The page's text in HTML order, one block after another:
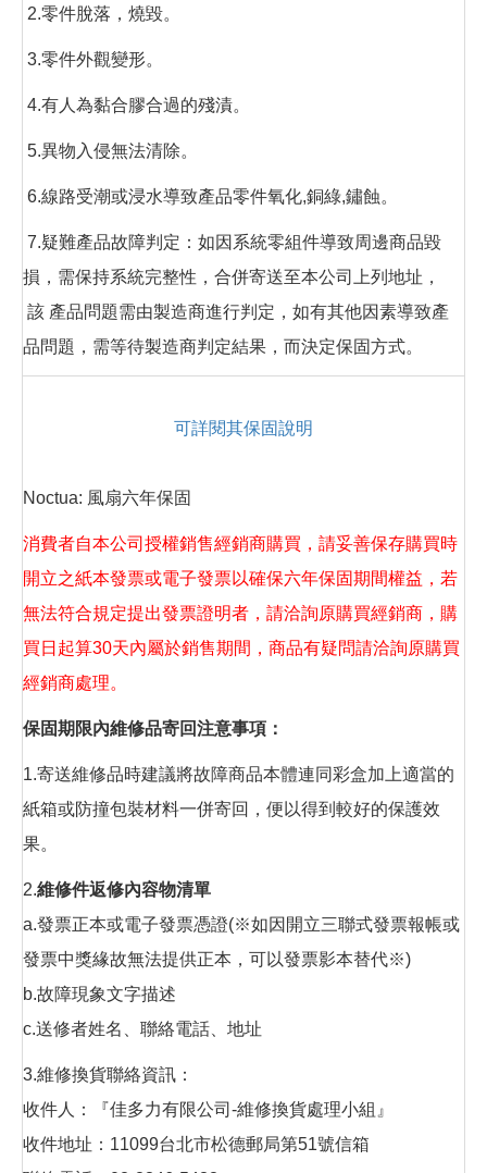
2.零件脫落，燒毀。
3.零件外觀變形。
4.有人為黏合膠合過的殘漬。
5.異物入侵無法清除。
6.線路受潮或浸水導致產品零件氧化,銅綠,鏽蝕。
7.疑難產品故障判定：如因系統零組件導致周邊商品毀
損，需保持系統完整性，合併寄送至本公司上列地址，
該 產品問題需由製造商進行判定，如有其他因素導致產
品問題，需等待製造商判定結果，而決定保固方式。
可詳閱其保固說明
Noctua: 風扇六年保固
消費者自本公司授權銷售經銷商購買，請妥善保存購買時
開立之紙本發票或電子發票以確保六年保固期間權益，若
無法符合規定提出發票證明者，請洽詢原購買經銷商，購
買日起算30天內屬於銷售期間，商品有疑問請洽詢原購買
經銷商處理。
保固期限內維修品寄回注意事項：
1.寄送維修品時建議將故障商品本體連同彩盒加上適當的
紙箱或防撞包裝材料一併寄回，便以得到較好的保護效
果。
2.維修件返修內容物清單
a.發票正本或電子發票憑證(※如因開立三聯式發票報帳或
發票中獎緣故無法提供正本，可以發票影本替代※)
b.故障現象文字描述
c.送修者姓名、聯絡電話、地址
3.維修換貨聯絡資訊：
收件人：『佳多力有限公司-維修換貨處理小組』
收件地址：11099台北市松德郵局第51號信箱